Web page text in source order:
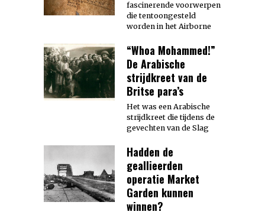
fascinerende voorwerpen
die tentoongesteld
worden in het Airborne
“Whoa Mohammed!”
De Arabische
strijdkreet van de
Britse para’s
Het was een Arabische
strijdkreet die tijdens de
gevechten van de Slag
Hadden de
geallieerden
operatie Market
Garden kunnen
winnen?